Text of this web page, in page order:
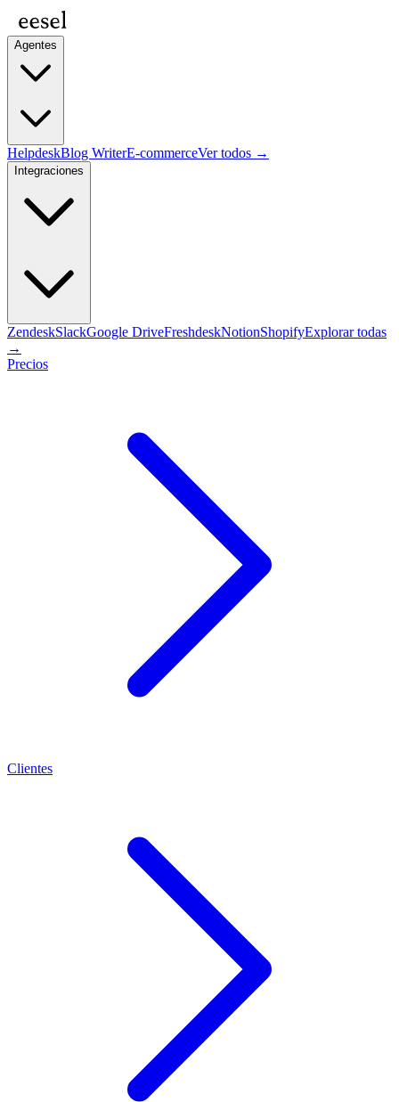
Agentes
HelpdeskBlog WriterE-commerceVer todos →
Integraciones
ZendeskSlackGoogle DriveFreshdeskNotionShopifyExplorar todas
→
Precios
Clientes